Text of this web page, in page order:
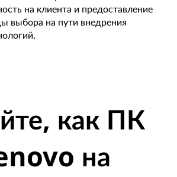
на клиента и предоставление
выбора на пути внедрения
как ПК
на